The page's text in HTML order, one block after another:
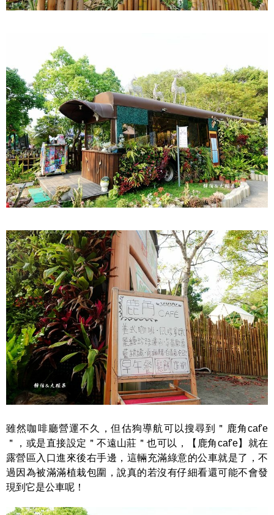
雖然咖啡廳營運不久，但估狗導航可以搜尋到＂鹿角caf'e
＂，或是直接設定＂不遠山莊＂也可以，【鹿角caf'e】就在
露營區入口進來後右手邊，這輛充滿綠意的公車就是了，不
過因為被滿滿植栽包圍，說真的若沒有仔細看還可能不會發
現到它是公車呢！